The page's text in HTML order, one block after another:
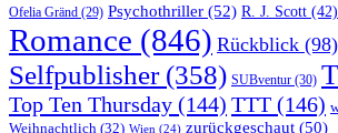
Ofelia Gränd (29) Psychothriller (52) R. J. Scott (42)
Romance (846) Rückblick (98)
Selfpublisher(358) SUBventur (30)
Top Ten Thursday (144) TTT (146)
Weihnachtlich (32) Wien (24) zurückgeschaut (50)